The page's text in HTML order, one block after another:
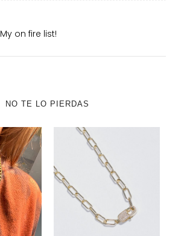
on fire list!
NO TE LO PIERDAS